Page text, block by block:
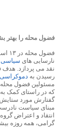
فضول محله را بهتر
نارسایی های سیاسی
نقد می پردازد.
رسیدن به دموکراسی
مسئولین فضول محله
که در راستای کمک
گفتارش مورد ستایش
مبنای سیاست
انتقاد و اعتراض
گرامی، همه روزه بیشتر از ۱۰،۰۰۰ نفر از این سایت